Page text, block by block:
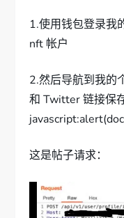
1.使用钱包登录我
nft 帐户
2.然后导航到我的
和 Twitter 链接保
这是帖子请求：